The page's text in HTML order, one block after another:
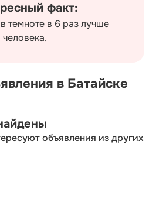
факт:
темноте в 6 раз лучше
человека.
в Батайске
объявления из других